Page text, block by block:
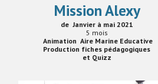
Mission Alexy
de Janvier à mai 2021
5 mois
Animation Aire Marine Educative
Production fiches pédagogiques
et Quizz